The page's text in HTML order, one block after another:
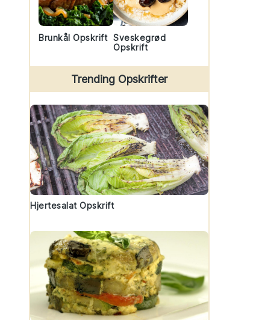
Brunkål Opskrift Sveskegrød
Opskrift
Trending Opskrifter
Hjertesalat Opskrift